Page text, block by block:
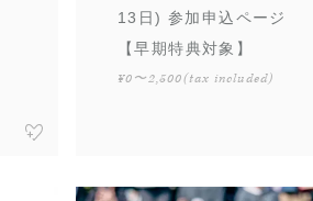
13日) 参加申込ページ
【早期特典対象】
¥0〜2,500(tax included)